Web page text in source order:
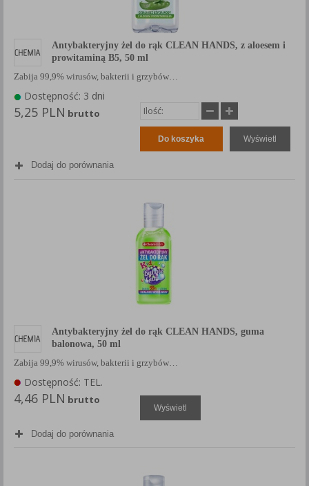
Antybakteryjny żel do rąk CLEAN HANDS, z aloesem i
prowitaminą B5, 50 ml
Zabija 99,9% wirusów, bakterii i grzybów…
Dostępność: 3 dni
5,25 PLN brutto
Do koszyka Wyświetl
Dodaj do porównania
Antybakteryjny żel do rąk CLEAN HANDS, guma
balonowa, 50 ml
Zabija 99,9% wirusów, bakterii i grzybów…
Dostępność: TEL.
4,46 PLN brutto
Wyświetl
Dodaj do porównania